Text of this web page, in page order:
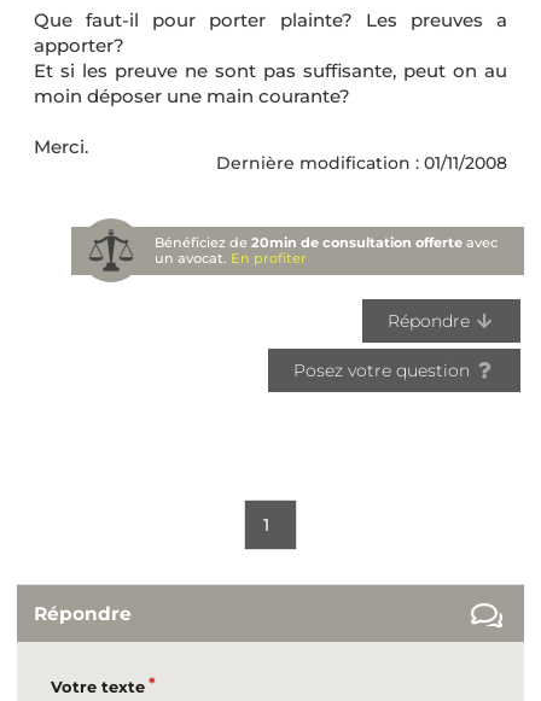
Que faut-il pour porter plainte? Les preuves a
apporter?
Et si les preuve ne sont pas suffisante, peut on au
moin déposer une main courante?
Merci.
Dernière modification : 01/11/2008
Bénéficiez de20min de consultation offerte avec
un avocat. En profiter
Répondre
Posez votre question
1
Répondre
Votre texte